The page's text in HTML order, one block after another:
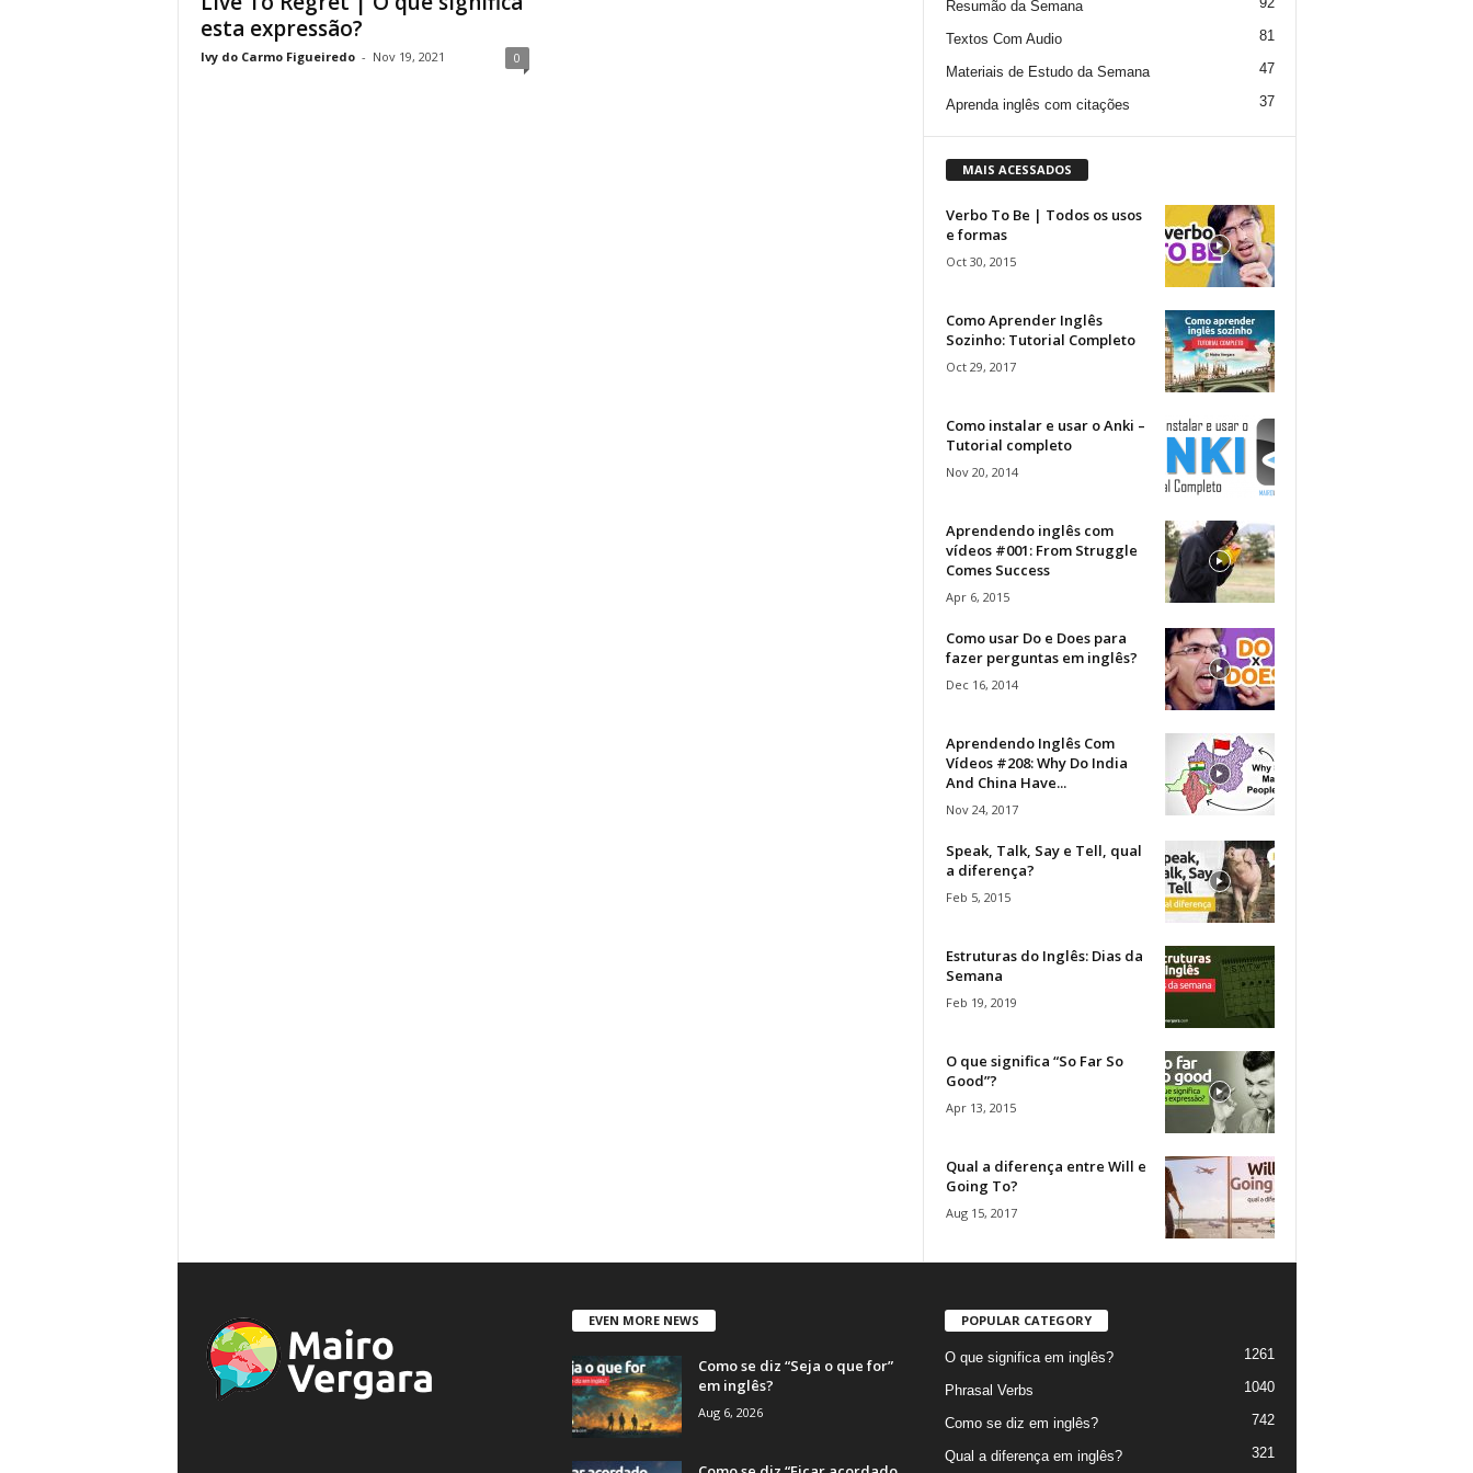
esta expressão?
Ivy do Carmo Figueiredo - Nov 19, 2021 0
Resumão da Semana
Textos Com Audio 81
Materiais de Estudo da Semana 47
Aprenda inglês com citações 37
MAIS ACESSADOS
Verbo To Be | Todos os usos
e formas
Oct 30, 2015
Como Aprender Inglês
Sozinho: Tutorial Completo
Oct 29, 2017
Como instalar e usar o Anki –
Tutorial completo
Nov 20, 2014
Aprendendo inglês com
vídeos #001: From Struggle
Comes Success
Apr 6, 2015
Como usar Do e Does para
fazer perguntas em inglês?
Dec 16, 2014
Aprendendo Inglês Com
Vídeos #208: Why Do India
And China Have...
Nov 24, 2017
Speak, Talk, Say e Tell, qual
a diferença?
Feb 5, 2015
Estruturas do Inglês: Dias da
Semana
Feb 19, 2019
O que significa “So Far So
Good”?
Apr 13, 2015
Qual a diferença entre Will e
Going To?
Aug 15, 2017
EVEN MORE NEWS
Como se diz “Seja o que for”
em inglês?
Aug 6, 2026
POPULAR CATEGORY
O que significa em inglês? 1261
Phrasal Verbs 1040
Como se diz em inglês? 742
Qual a diferença em inglês? 321